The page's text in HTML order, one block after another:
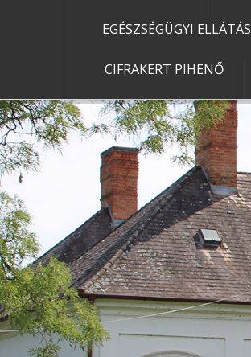
EGÉSZSÉGÜGYI ELLÁTÁS
CIFRAKERT PIHENŐ